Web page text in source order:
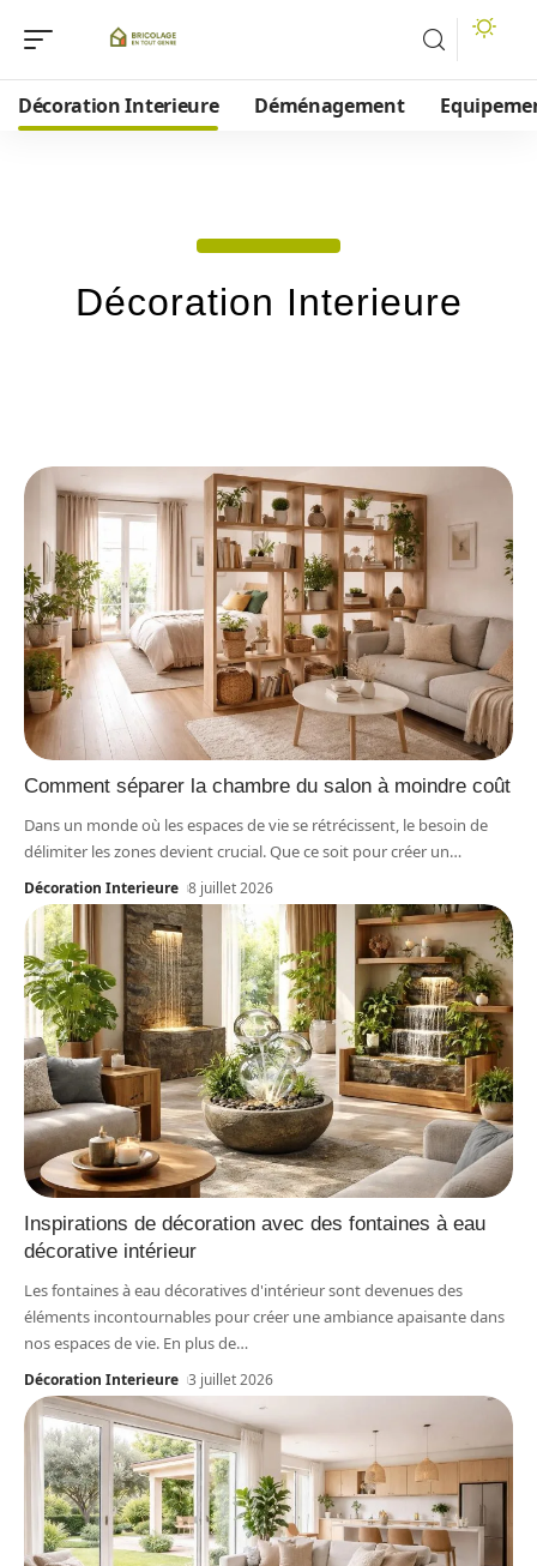
Décoration Interieure Déménagement
Décoration Interieure
Comment séparer la chambre du salon à moindre coût
Dans un monde où les espaces de vie se rétrécissent, le besoin de
délimiter les zones devient crucial. Que ce soit pour créer un…
Décoration Interieure 8 juillet 2026
Inspirations de décoration avec des fontaines à eau
décorative intérieur
Les fontaines à eau décoratives d'intérieur sont devenues des
éléments incontournables pour créer une ambiance apaisante dans
nos espaces de vie. En plus de…
Décoration Interieure 3 juillet 2026